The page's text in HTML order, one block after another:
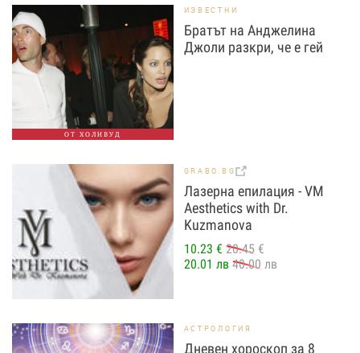
ОТ ХОЛИВУД
ИЗВЕСТНИ
Братът на Анджелина
Джоли разкри, че е гей
GRABO.BG
Лазерна епилация - VM
Aesthetics with Dr.
Kuzmanova
10.23 € 20.45 €
20.01 лв 40.00 лв
АСТРОЛОГИЯ
Дневен хороскоп за 8